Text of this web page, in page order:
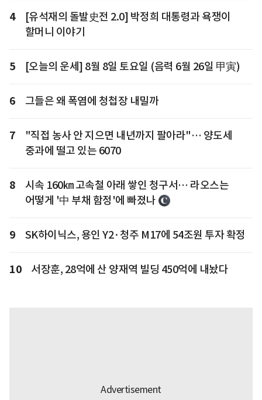
4
[유석재의 돌발史전 2.0] 박정희 대통령과 욕쟁이
할머니 이야기
5 [오늘의 운세] 8월 8일 토요일 (음력 6월 26일 甲寅)
6 그들은 왜 폭염에 청첩장 내밀까
7
"직접 농사 안 지으면 내년까지 팔아라"… 양도세
중과에 떨고 있는 6070
8
시속 160㎞ 고속철 아래 쌓인 청구서… 라오스는
어떻게 '中 부채 함정'에 빠졌나
9 SK하이닉스, 용인 Y2·청주 M17에 54조원 투자 확정
10 서장훈, 28억에 산 양재역 빌딩 450억에 내놨다